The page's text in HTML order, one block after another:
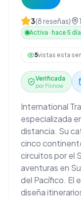
3(8reseñas)
Activa · hace 5
5vistas esta
Verificada
por Fliinow
International
especializada
distancia. Su
cinco
circuitos por el
aventuras en
del Pacífico. El
diseña